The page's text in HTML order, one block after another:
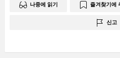
나중에 읽기 즐겨찾기에
신고